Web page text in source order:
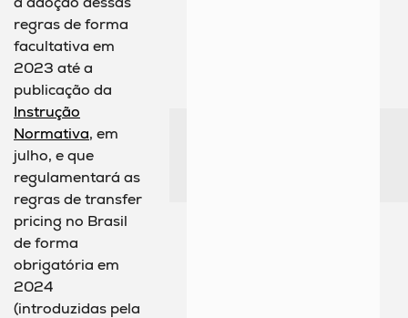
regras de forma
facultativa em
2023 até a
publicação da
Instrução
Normativa, em
julho, e que
regulamentará as
regras de transfer
pricing no Brasil
de forma
obrigatória em
2024
(introduzidas pela